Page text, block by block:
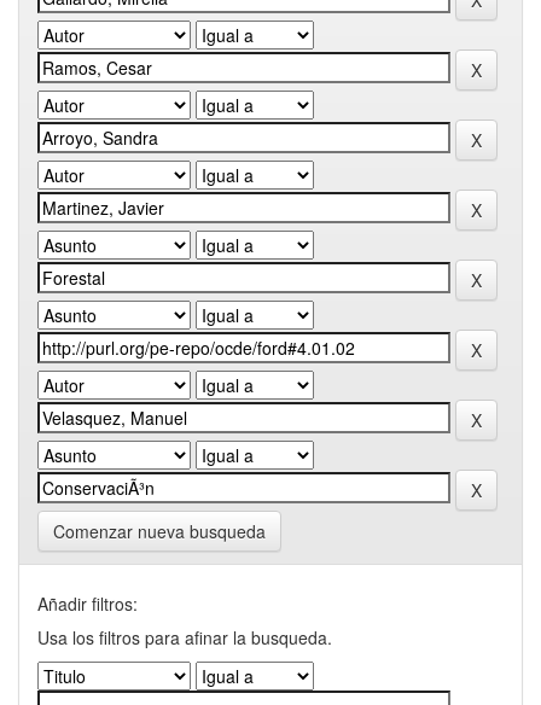
Comenzar nueva busqueda
Añadir filtros:
Usa los filtros para afinar la busqueda.